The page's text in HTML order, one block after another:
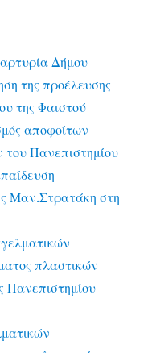
Δήμου
της προέλευσης
της Φαιστού
αποφοίτων
Πανεπιστημίου
Μαν.Στρατάκη στη
πλαστικών
Πανεπιστημίου